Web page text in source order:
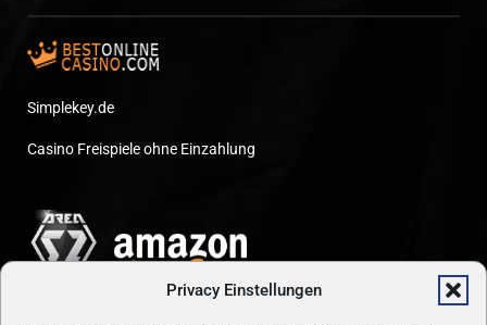
Privacy Einstellungen
Simplekey.de
Casino Freispiele ohne Einzahlung